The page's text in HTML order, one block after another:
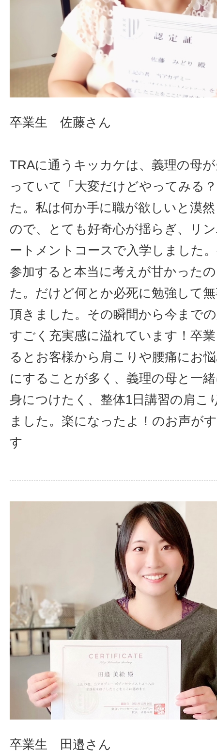
卒業生 佐藤さん
TRAに通うキッカケは、義理の母
っていて「大変だけどやってみる
た。私は何か手に職が欲しいと漠
ので、とても好奇心が揺らぎ、リ
ートメントコースで入学しました
参加すると本当に考えが甘かった
た。だけど何とか必死に勉強して
頂きました。その瞬間から今まで
すごく充実感に溢れています！卒
るとお客様から肩こりや腰痛にお
にすることが多く、義理の母と一
身につけたく、整体1日講習の肩こ
ました。楽になったよ！のお声が
す
卒業生 田邉さん